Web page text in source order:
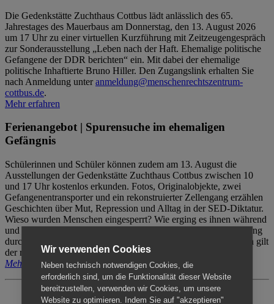
Die Gedenkstätte Zuchthaus Cottbus lädt anlässlich des 65.
Jahrestages des Mauerbaus am Donnerstag, den 13. August 2026
um 17 Uhr zu einer virtuellen Kurzführung mit Zeitzeugengespräch
zur Sonderausstellung „Leben nach der Haft. Ehemalige politische
Gefangene der DDR berichten“ ein. Mit dabei der ehemalige
politische Inhaftierte Bruno Hiller. Den Zugangslink erhalten Sie
nach Anmeldung unteranmeldung@menschenrechtszentrum-
cottbus.de.
Mehr erfahren
Ferienangebot | Spurensuche im ehemaligen
Gefängnis
Schülerinnen und Schüler können zudem am 13. August die
Ausstellungen der Gedenkstätte Zuchthaus Cottbus zwischen 10
und 17 Uhr kostenlos erkunden. Fotos, Originalobjekte, zwei
Gefangenentransporter und ein rekonstruierter Zellengang erzählen
Geschichten über Mut, Repression und Alltag in der SED-Diktatur.
Wieso wurden Menschen eingesperrt? Wie erging es ihnen während
und nach der Haft? Der Besuch erfolgt individuell ohne Betreuung
durch das Menschenrechtszentrum Cottbus. Für Begleitpersonen gilt
der reguläre Eintritt (8€ / ermäßigt 5€).
Mehr erfahren
Wir verwenden Cookies
Neben technisch notwendigen Cookies, die
erforderlich sind, um die Funktionalität dieser Website
bereitzustellen, verwenden wir Cookies, um unsere
Website zu optimieren. Indem Sie auf "akzeptieren"